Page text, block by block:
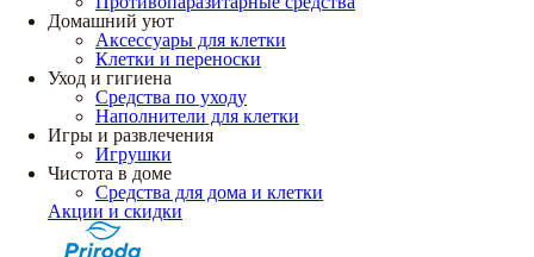
Домашний уют
Аксессуары для клетки
Клетки и переноски
Уход и гигиена
Средства по уходу
Наполнители для клетки
Игры и развлечения
Игрушки
Чистота в доме
Средства для дома и клетки
Акции и скидки